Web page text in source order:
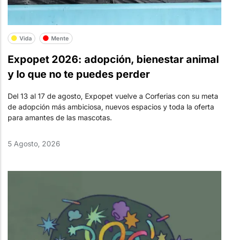
Vida Mente
Expopet 2026: adopción, bienestar animal
y lo que no te puedes perder
Del 13 al 17 de agosto, Expopet vuelve a Corferias con su meta
de adopción más ambiciosa, nuevos espacios y toda la oferta
para amantes de las mascotas.
5 Agosto, 2026